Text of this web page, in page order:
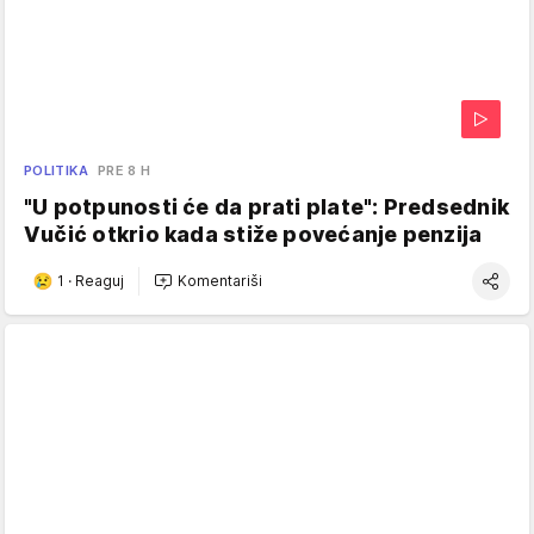
POLITIKA PRE 8 H
"U potpunosti će da prati plate": Predsednik
Vučić otkrio kada stiže povećanje penzija
1 · Reaguj Komentariši